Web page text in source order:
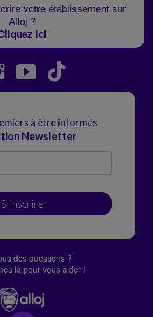
votre établissement sur
Alloj ?
ici
à être informés
Newsletter
S'inscrire
des questions ?
là pour vous aider !